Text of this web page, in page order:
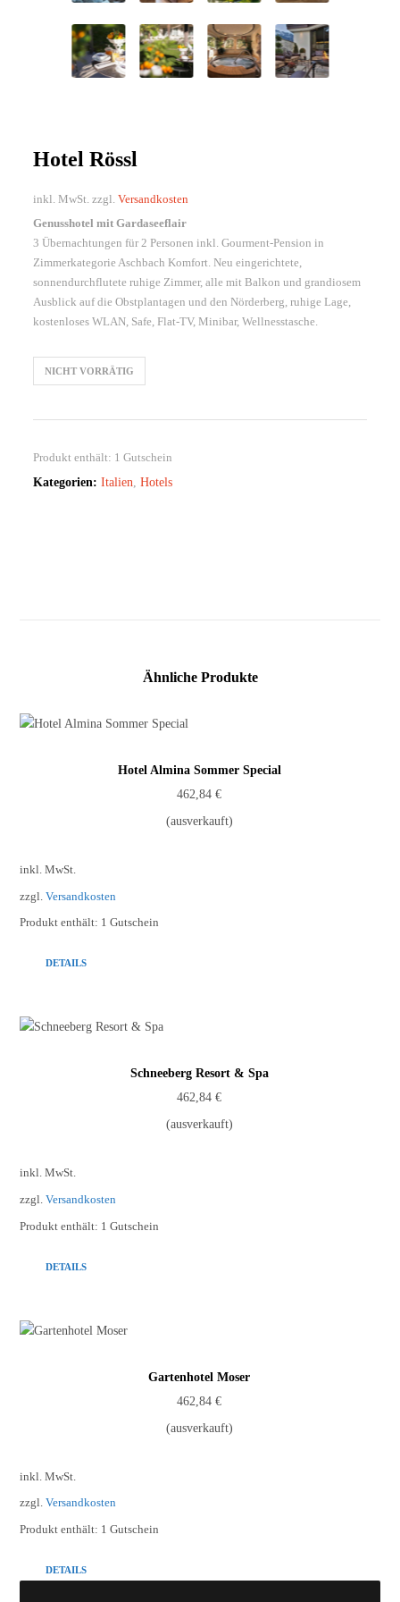
Hotel Rössl
inkl. MwSt. zzgl.Versandkosten
Genusshotel mit Gardaseeflair
3 Übernachtungen für 2 Personen inkl. Gourment-Pension in
Zimmerkategorie Aschbach Komfort. Neu eingerichtete,
sonnendurchflutete ruhige Zimmer, alle mit Balkon und grandiosem
Ausblick auf die Obstplantagen und den Nörderberg, ruhige Lage,
kostenloses WLAN, Safe, Flat-TV, Minibar, Wellnesstasche.
NICHT VORRÄTIG
Produkt enthält: 1Gutschein
Kategorien: Italien,Hotels
Ähnliche Produkte
Hotel Almina Sommer Special
462,84€
(ausverkauft)
inkl. MwSt.
zzgl.Versandkosten
Produkt enthält: 1Gutschein
DETAILS
Schneeberg Resort & Spa
462,84€
(ausverkauft)
inkl. MwSt.
zzgl.Versandkosten
Produkt enthält: 1Gutschein
DETAILS
Gartenhotel Moser
462,84€
(ausverkauft)
inkl. MwSt.
zzgl.Versandkosten
Produkt enthält: 1Gutschein
DETAILS